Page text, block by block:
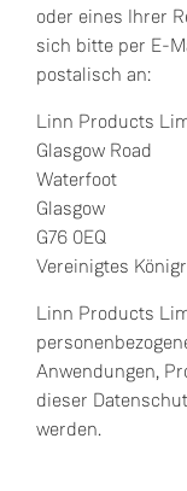
oder eines Ihrer
sich bitte per E-
postalisch an:
Linn Products
Glasgow Road
Waterfoot
Glasgow
G76 0EQ
Vereinigtes
Linn Products
Anwendungen,
dieser
werden.